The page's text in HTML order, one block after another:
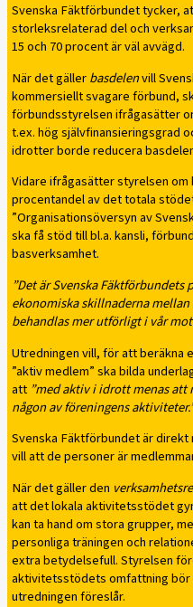
Svenska Fäktförbundet tycker,
storleksrelaterad del och
15 och 70 procent är väl avvägd.
När det gällerbasdelenvill
kommersiellt svagare förbund,
förbundsstyrelsen ifrågasätter
t.ex. hög självfinansieringsgrad
idrotter borde reducera
Vidare ifrågasätter styrelsen om
procentandel av det totala
”Organisationsöversyn av
ska få stöd till bl.a. kansli,
basverksamhet.
”Det är Svenska
ekonomiska skillnaderna
behandlas mer utförligt i vår
Utredningen vill, för att beräkna
”aktiv medlem” ska bilda
att ”med aktiv i idrott menas att
någon av föreningens
Svenska Fäktförbundet är
vill att de personer är
När det gäller den
att det lokala aktivitetsstödet
kan ta hand om stora grupper,
personliga träningen och
extra betydelsefull. Styrelsen
aktivitetsstödets omfattning bör
utredningen föreslår.